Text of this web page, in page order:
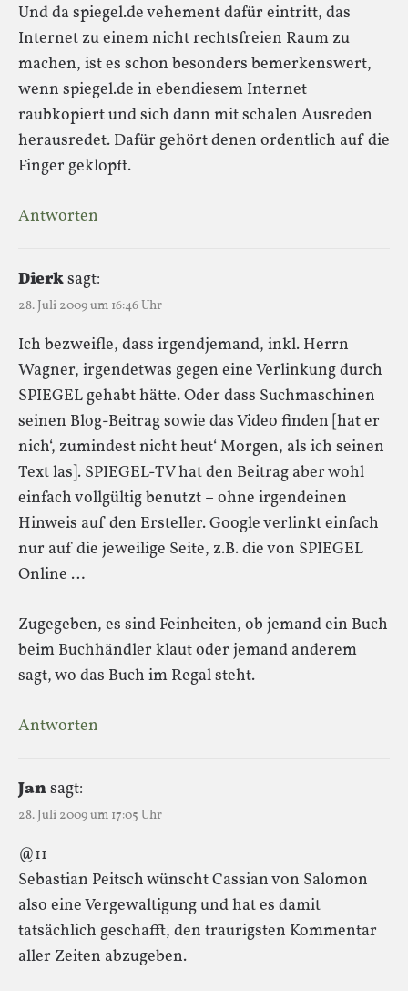
Und da spiegel.de vehement dafür eintritt, das
Internet zu einem nicht rechtsfreien Raum zu
machen, ist es schon besonders bemerkenswert,
wenn spiegel.de in ebendiesem Internet
raubkopiert und sich dann mit schalen Ausreden
herausredet. Dafür gehört denen ordentlich auf die
Finger geklopft.
Antworten
Dierksagt:
28. Juli 2009 um 16:46 Uhr
Ich bezweifle, dass irgendjemand, inkl. Herrn
Wagner, irgendetwas gegen eine Verlinkung durch
SPIEGEL gehabt hätte. Oder dass Suchmaschinen
seinen Blog-Beitrag sowie das Video finden [hat er
nich‘, zumindest nicht heut‘ Morgen, als ich seinen
Text las]. SPIEGEL-TV hat den Beitrag aber wohl
einfach vollgültig benutzt – ohne irgendeinen
Hinweis auf den Ersteller. Google verlinkt einfach
nur auf die jeweilige Seite, z.B. die von SPIEGEL
Online …
Zugegeben, es sind Feinheiten, ob jemand ein Buch
beim Buchhändler klaut oder jemand anderem
sagt, wo das Buch im Regal steht.
Antworten
Jansagt:
28. Juli 2009 um 17:05 Uhr
@11
Sebastian Peitsch wünscht Cassian von Salomon
also eine Vergewaltigung und hat es damit
tatsächlich geschafft, den traurigsten Kommentar
aller Zeiten abzugeben.